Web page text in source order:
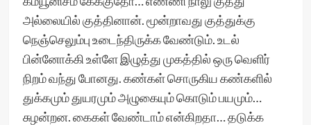
அல்லையில் குத்தினான். மூன்றாவது குத்துக்கு
நெஞ்செலும்பு உடைந்திருக்க வேண்டும். உடல்
பின்னோக்கி உள்ளே இழுத்து முகத்தில் ஒரு வெளிர்
நிறம் வந்து போனது. கண்கள் சொருகிய கண்களில்
துக்கமும் துயரமும் அழுகையும் கொடும் பயமும்…
சுழன்றன. கைகள் வேண்டாம் என்கிறதா… தடுக்க